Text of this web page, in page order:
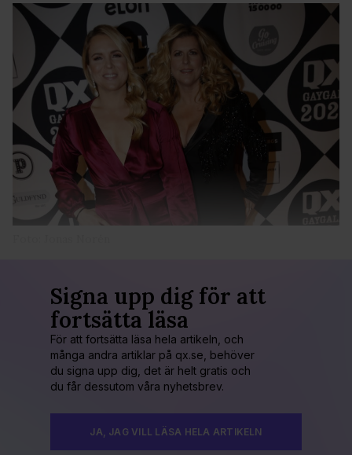
Signa upp dig för att
fortsätta läsa
För att fortsätta läsa hela artikeln, och
många andra artiklar på qx.se, behöver
du signa upp dig, det är helt gratis och
du får dessutom våra nyhetsbrev.
JA, JAG VILL LÄSA HELA ARTIKELN